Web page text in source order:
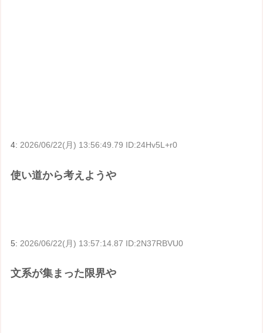
4:2026/06/22(月) 13:56:49.79 ID:24Hv5L+r0
使い道から考えようや
5: 2026/06/22(月) 13:57:14.87 ID:2N37RBVU0
文系が集まった限界や